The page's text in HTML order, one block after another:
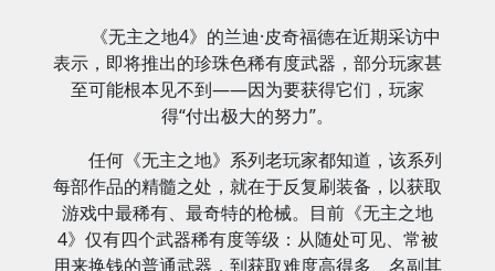
《无主之地4》的兰迪·皮奇福德在近期采访中
表示，即将推出的珍珠色稀有度武器，部分玩家甚
至可能根本见不到——因为要获得它们，玩家
得“付出极大的努力”。
任何《无主之地》系列老玩家都知道，该系列
每部作品的精髓之处，就在于反复刷装备，以获取
游戏中最稀有、最奇特的枪械。目前《无主之地
4》仅有四个武器稀有度等级：从随处可见、常被
用来换钱的普通武器，到获取难度高得多、名副其